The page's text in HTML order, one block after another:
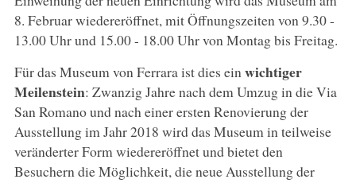
8. Februar wiedereröffnet, mit Öffnungszeiten von 9.30 -
13.00 Uhr und 15.00 - 18.00 Uhr von Montag bis Freitag.
Für das Museum von Ferrara ist dies ein wichtiger
Meilenstein: Zwanzig Jahre nach dem Umzug in die Via
San Romano und nach einer ersten Renovierung der
Ausstellung im Jahr 2018 wird das Museum in teilweise
veränderter Form wiedereröffnet und bietet den
Besuchern die Möglichkeit, die neue Ausstellung der